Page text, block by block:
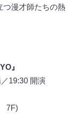
つ漫才師たちの熱
』
19:30 開演
7F)